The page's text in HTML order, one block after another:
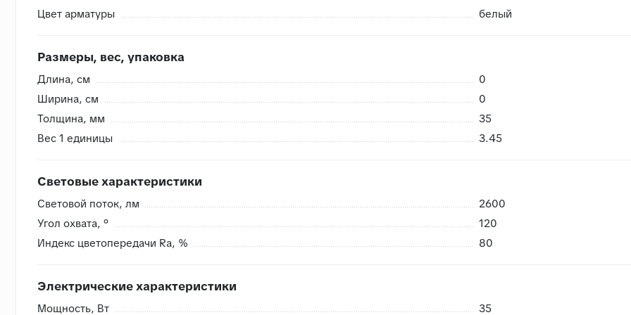
Цвет арматуры
белый
Размеры, вес, упаковка
Длина, cм
0
Ширина, cм
0
Толщина, мм
35
Вес 1 единицы
3.45
Световые характеристики
Световой поток, лм
2600
Угол охвата, °
120
Индекс цветопередачи Ra, %
80
Электрические характеристики
Мощность, Вт
35
- Сверяем номера партий, чтобы избежать разнотона
- Проверяем на бой перед загрузкой, чтобы исключить возможность брака
- Привозим с запасом складские позиции, чтобы при приемке сразу заменить в случае каких либо повреждений при
- Храним на закрытом складе, коробки защищены от внешних воздействий, плитки не смерзаются